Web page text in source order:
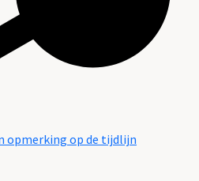
opmerking op de tijdlijn